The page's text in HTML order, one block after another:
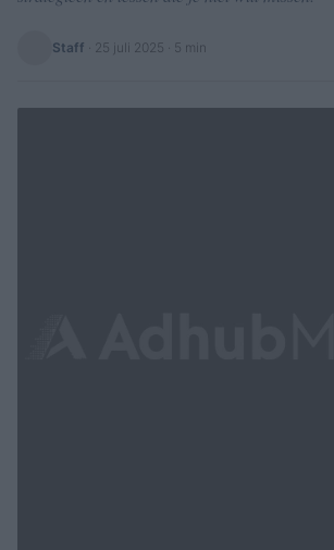
Staff 25 juli 2025 · 5 min